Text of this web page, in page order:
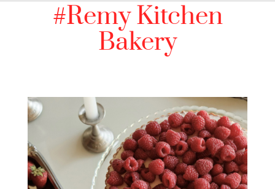
#Remy Kitchen
Bakery